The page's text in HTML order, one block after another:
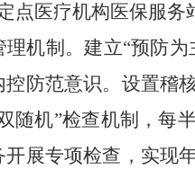
点医疗机构医保服务
理机制。建立“预防
防范意识。设置稽
随机”检查机制，每
展专项检查，实现